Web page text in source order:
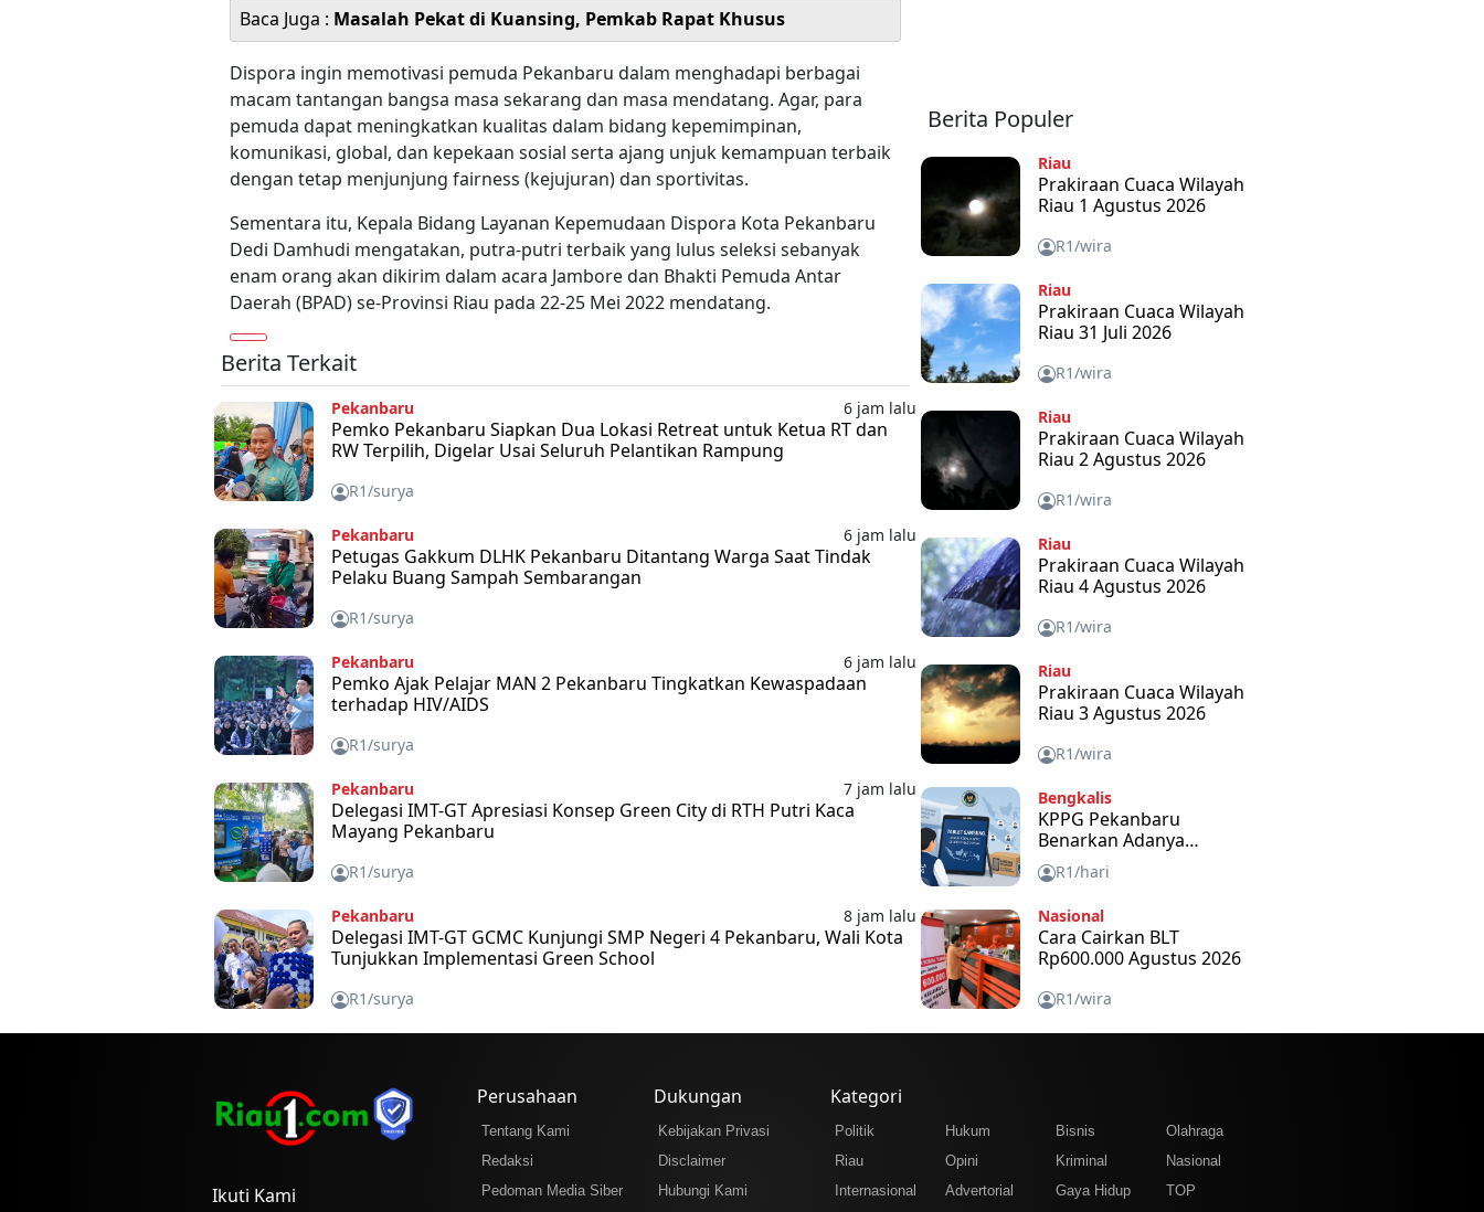
Baca Juga : Masalah Pekat di Kuansing, Pemkab Rapat Khusus
Dispora ingin memotivasi pemuda Pekanbaru dalam menghadapi berbagai
macam tantangan bangsa masa sekarang dan masa mendatang. Agar, para
pemuda dapat meningkatkan kualitas dalam bidang kepemimpinan,
komunikasi, global, dan kepekaan sosial serta ajang unjuk kemampuan terbaik
dengan tetap menjunjung fairness (kejujuran) dan sportivitas.
Sementara itu, Kepala Bidang Layanan Kepemudaan Dispora Kota Pekanbaru
Dedi Damhudi mengatakan, putra-putri terbaik yang lulus seleksi sebanyak
enam orang akan dikirim dalam acara Jambore dan Bhakti Pemuda Antar
Daerah (BPAD) se-Provinsi Riau pada 22-25 Mei 2022 mendatang.
Berita Terkait
Pekanbaru 6 jam lalu
Pemko Pekanbaru Siapkan Dua Lokasi Retreat untuk Ketua RT dan
RW Terpilih, Digelar Usai Seluruh Pelantikan Rampung
R1/surya
Pekanbaru 6 jam lalu
Petugas Gakkum DLHK Pekanbaru Ditantang Warga Saat Tindak
Pelaku Buang Sampah Sembarangan
R1/surya
Pekanbaru 6 jam lalu
Pemko Ajak Pelajar MAN 2 Pekanbaru Tingkatkan Kewaspadaan
terhadap HIV/AIDS
R1/surya
Pekanbaru 7 jam lalu
Delegasi IMT-GT Apresiasi Konsep Green City di RTH Putri Kaca
Mayang Pekanbaru
R1/surya
Pekanbaru 8 jam lalu
Delegasi IMT-GT GCMC Kunjungi SMP Negeri 4 Pekanbaru, Wali Kota
Tunjukkan Implementasi Green School
R1/surya
Berita Populer
Riau
Prakiraan Cuaca Wilayah
Riau 1 Agustus 2026
R1/wira
Riau
Prakiraan Cuaca Wilayah
Riau 31 Juli 2026
R1/wira
Riau
Prakiraan Cuaca Wilayah
Riau 2 Agustus 2026
R1/wira
Riau
Prakiraan Cuaca Wilayah
Riau 4 Agustus 2026
R1/wira
Riau
Prakiraan Cuaca Wilayah
Riau 3 Agustus 2026
R1/wira
Bengkalis
KPPG Pekanbaru
Benarkan Adanya
Bantuan Tablet Disetiap
SPPG dan Untuk Apa
R1/hari
Nasional
Cara Cairkan BLT
Rp600.000 Agustus 2026
R1/wira
Ikuti Kami
Perusahaan
Tentang Kami
Redaksi
Pedoman Media Siber
Dukungan
Kebijakan Privasi
Disclaimer
Hubungi Kami
Kategori
Politik Hukum Bisnis
Olahraga
Riau
Opini Kriminal
Nasional
Internasional
Advertorial Gaya Hidup
TOP